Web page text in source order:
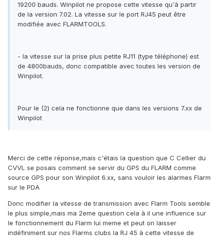
19200 bauds. Winpilot ne propose cette vitesse qu'à partir
de la version 7.02. La vitesse sur le port RJ45 peut être
modifiée avec FLARMTOOLS.
- la vitesse sur la prise plus petite RJ11 (type téléphone) est
de 4800bauds, donc compatible avec toutes les version de
Winpilot.
Pour le (2) cela ne fonctionne que dans les versions 7.xx de
Winpilot
Merci de cette réponse,mais c'étais la question que C Cellier du
CVVL se posais comment se servir du GPS du FLARM comme
source GPS pour son Winpilot 6.xx, sans vouloir les alarmes Flarm
sur le PDA
Donc modifier la vitesse de transmission avec Flarm Tools semble
le plus simple,mais ma 2eme question cela à il une influence sur
le fonctionnement du Flarm lui meme et peut on laisser
indéfiniment sur nos Flarms clubs la RJ 45 à cette vitesse de